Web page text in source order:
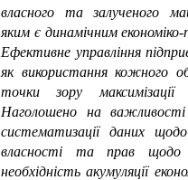
власного та залученого
яким є динамічним
Ефективне управління
як використання кожного
точки зору максимізації
Наголошено на важливості
систематизації даних
власності та прав щодо
необхідність акумуляції